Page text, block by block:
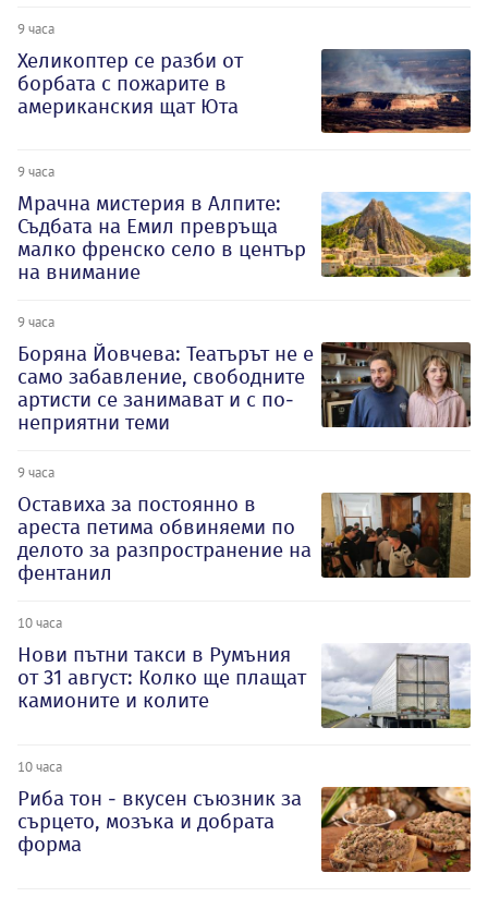
9 часа
Хеликоптер се разби от
борбата с пожарите в
американския щат Юта
9 часа
Мрачна мистерия в Алпите:
Съдбата на Емил превръща
малко френско село в център
на внимание
9 часа
Боряна Йовчева: Театърът не е
само забавление, свободните
артисти се занимават и с по-
неприятни теми
9 часа
Оставиха за постоянно в
ареста петима обвиняеми по
делото за разпространение на
фентанил
10 часа
Нови пътни такси в Румъния
от 31 август: Колко ще плащат
камионите и колите
10 часа
Риба тон - вкусен съюзник за
сърцето, мозъка и добрата
форма